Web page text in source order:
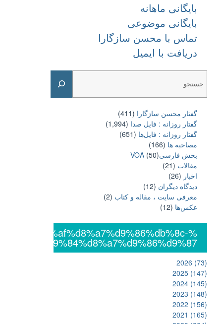
بایگانی ماهانه
بایگانی موضوعی
تماس با محسن سازگارا
دریافت با ایمیل
گفتار محسن سازگارا (411)
گفتار روزانه : فایل‌ صدا (1,994)
گفتار روزانه : فایل‌ها (651)
مصاحبه ها (166)
بخش فارسیVOA(50)
مقالات (21)
اخبار (26)
دیدگاه دیگران (12)
معرفی سایت ، مقاله و کتاب (2)
عکس‌ها (12)
2026 (73)
2025 (147)
2024 (145)
2023 (148)
2022 (156)
2021 (165)